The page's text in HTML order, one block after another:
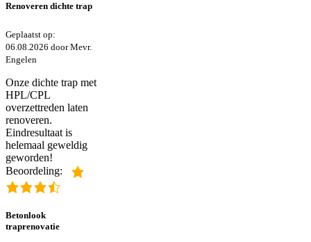
Renoveren dichte trap
Geplaatst op:
06.08.2026 door Mevr.
Engelen
Onze dichte trap met
HPL/CPL
overzettreden laten
renoveren.
Eindresultaat is
helemaal geweldig
geworden!
Beoordeling:
Betonlook
traprenovatie